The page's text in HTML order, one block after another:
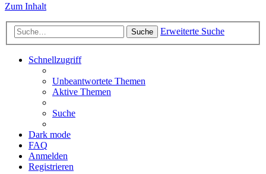
Zum Inhalt
Suche Erweiterte Suche
Schnellzugriff
Unbeantwortete Themen
Aktive Themen
Suche
Dark mode
FAQ
Anmelden
Registrieren